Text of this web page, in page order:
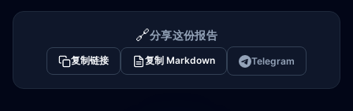
🔗分享这份报告
复制链接 复制 Markdown Telegram